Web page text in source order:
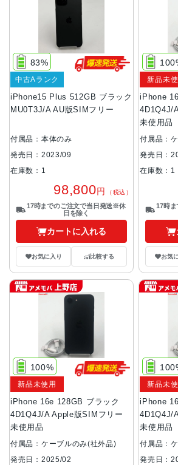
iPhone15 Plus 512GB ブラック
MU0T3J/A AU版SIMフリー
83%
中古Aランク
付属品：本体のみ
発売日：2023/09
在庫数：1
98,800円 （税込）
17時までのご注文で当日発送※休
日を除く
カートに入れる
お気に入り 比較する
iPhone
4D1Q4J/
未使用品
新品未
付属品：
発売日：
在庫数：1
17時
お気
iPhone 16e 128GB ブラック
4D1Q4J/A Apple版SIMフリー
未使用品
100%
新品未使用
付属品：ケーブルのみ(社外品)
発売日：2025/02
iPhone
4D1Q4J/
未使用品
新品未使
付属品：
発売日：